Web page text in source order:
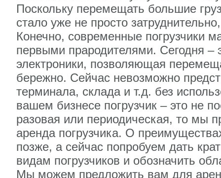
Поскольку перемещать большие
стало уже не просто
Конечно, современные погрузчики
первыми прародителями. Сегодня –
электроники, позволяющая
бережно. Сейчас невозможно
терминала, склада и т.д. без
вашем бизнесе погрузчик – это не
разовая или периодическая, то мы
аренда погрузчика. О
позже, а сейчас попробуем дать
видам погрузчиков и обозначить
Мы можем предложить вам для